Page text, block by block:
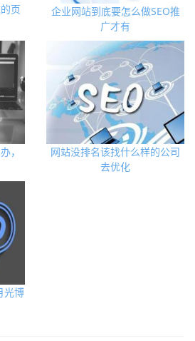
页
企业网站到底要怎么做SEO推
广才有
，
网站没排名该找什么样的公司
去优化
光博